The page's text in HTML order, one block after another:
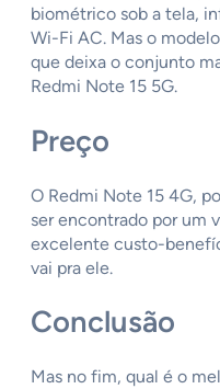
biométrico sob a tela,
Wi-Fi AC. Mas o
que deixa o conjunto
Redmi Note 15 5G.
Preço
O Redmi Note 15 4G,
ser encontrado por um
excelente custo-
vai pra ele.
Conclusão
Mas no fim, qual é o